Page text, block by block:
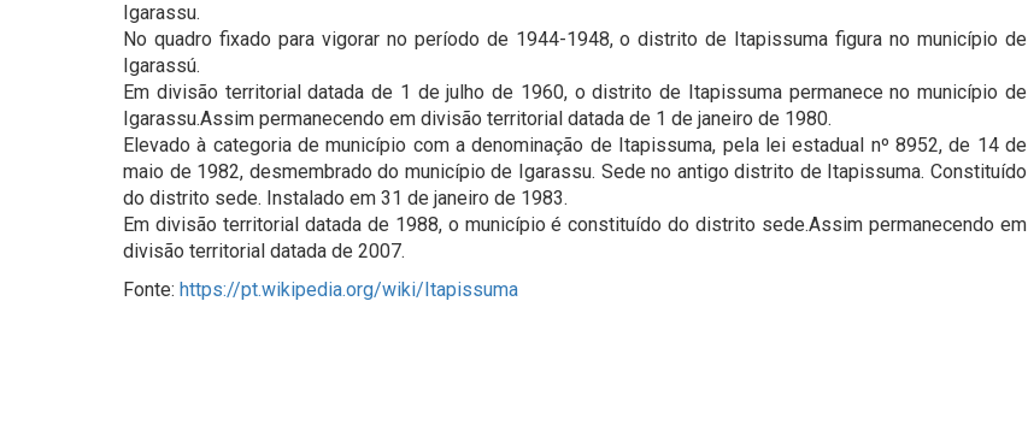
Igarassu.
No quadro fixado para vigorar no período de 1944-1948, o distrito de Itapissuma figura no município de
Igarassú.
Em divisão territorial datada de 1 de julho de 1960, o distrito de Itapissuma permanece no município de
Igarassu.Assim permanecendo em divisão territorial datada de 1 de janeiro de 1980.
Elevado à categoria de município com a denominação de Itapissuma, pela lei estadual nº 8952, de 14 de
maio de 1982, desmembrado do município de Igarassu. Sede no antigo distrito de Itapissuma. Constituído
do distrito sede. Instalado em 31 de janeiro de 1983.
Em divisão territorial datada de 1988, o município é constituído do distrito sede.Assim permanecendo em
divisão territorial datada de 2007.
Fonte: https://pt.wikipedia.org/wiki/Itapissuma